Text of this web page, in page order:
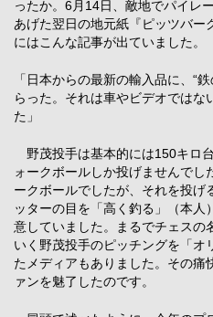
ったか。6月14日、敵地でパイレ
あげた翌日の地元紙『ピッツバー
にはこんな記事が出ていました。
「日本からの最新の輸入品に、“
らった。それは車やビデオではな
た」
野茂投手は基本的には150キロ
ォークボールしか投げませんでし
ークボールでしたが、それを投げ
ッターの目を「高く釣る」（本人
意していました。まるでチェスの
いく野茂投手のピッチングを「オ
たメディアもありました。その痛
ァンを魅了したのです。